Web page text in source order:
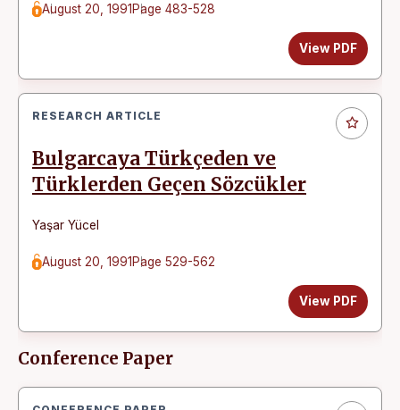
August 20, 1991 Page 483-528
View PDF
RESEARCH ARTICLE
Bulgarcaya Türkçeden ve
Türklerden Geçen Sözcükler
Yaşar Yücel
August 20, 1991 Page 529-562
View PDF
Conference Paper